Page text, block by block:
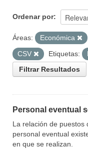
Ordenar por
Áreas: Económica
CSV
Etiquetas:
Filtrar Resultados
Personal eventual
La relación de puestos
personal eventual
en que se realizan.